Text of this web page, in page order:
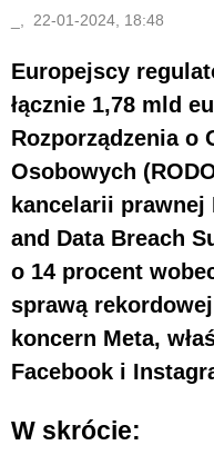
_, 22-01-2024, 18:48
Europejscy
łącznie 1,78 mld
Rozporządzenia o
Osobowych
kancelarii prawnej
and Data Breach
o 14 procent
sprawą
koncern Meta,
Facebook i
W skrócie: